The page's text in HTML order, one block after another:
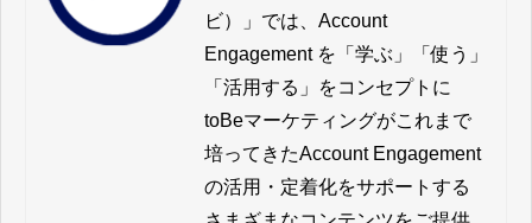
ビ）」では、Account
Engagement を「学ぶ」「使う」
「活用する」をコンセプトに
toBeマーケティングがこれまで
培ってきたAccount Engagement
の活用・定着化をサポートする